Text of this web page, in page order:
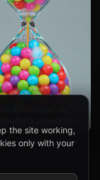
de goma em
the site working,
only with your